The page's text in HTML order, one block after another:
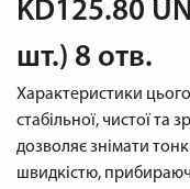
KD125.80
шт.) 8 отв.
Характеристики
стабільної, чистої та
дозволяє знімати
швидкістю,